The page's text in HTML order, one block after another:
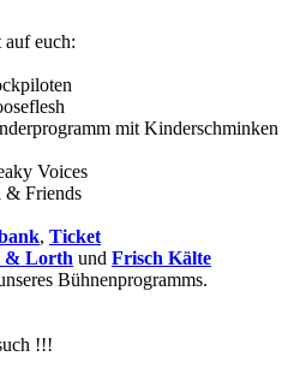
auf euch:
mit Kinderschminken
Voices
& Friends
, Ticket
& Lorth und Frisch Kälte
Bühnenprogramms.
!!!